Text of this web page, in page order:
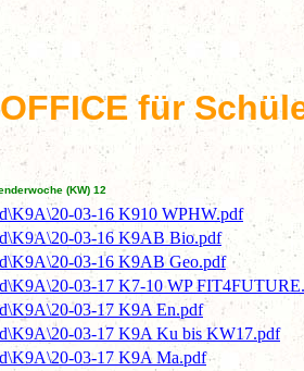
für
(KW) 12
03-16 K910 WPHW.pdf
03-16 K9AB Bio.pdf
03-16 K9AB Geo.pdf
03-17 K7-10 WP
03-17 K9A En.pdf
03-17 K9A Ku bis KW17.pdf
03-17 K9A Ma.pdf